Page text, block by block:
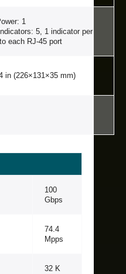
1
5, 1 indicator per
each RJ-45 port
in (226×131×35 mm)
100
Gbps
74.4
Mpps
32 K